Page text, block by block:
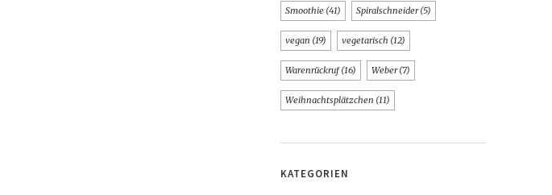
Smoothie (41) Spiralschneider(5)
vegan (19) vegetarisch (12)
Warenrückruf(16) Weber(7)
Weihnachtsplätzchen (11)
KATEGORIEN